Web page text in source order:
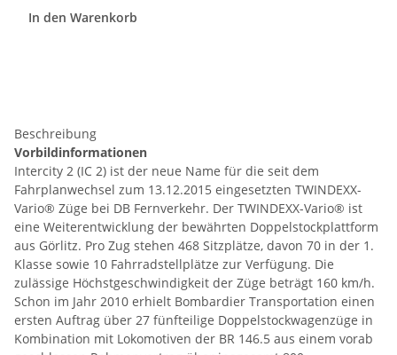
In den Warenkorb
Beschreibung
Vorbildinformationen
Intercity 2 (IC 2) ist der neue Name für die seit dem
Fahrplanwechsel zum 13.12.2015 eingesetzten TWINDEXX-
Vario® Züge bei DB Fernverkehr. Der TWINDEXX-Vario® ist
eine Weiterentwicklung der bewährten Doppelstockplattform
aus Görlitz. Pro Zug stehen 468 Sitzplätze, davon 70 in der 1.
Klasse sowie 10 Fahrradstellplätze zur Verfügung. Die
zulässige Höchstgeschwindigkeit der Züge beträgt 160 km/h.
Schon im Jahr 2010 erhielt Bombardier Transportation einen
ersten Auftrag über 27 fünfteilige Doppelstockwagenzüge in
Kombination mit Lokomotiven der BR 146.5 aus einem vorab